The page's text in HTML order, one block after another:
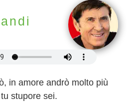
in amore andrò molto più
stupore sei.